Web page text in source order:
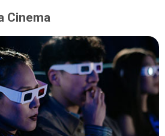
Cinema